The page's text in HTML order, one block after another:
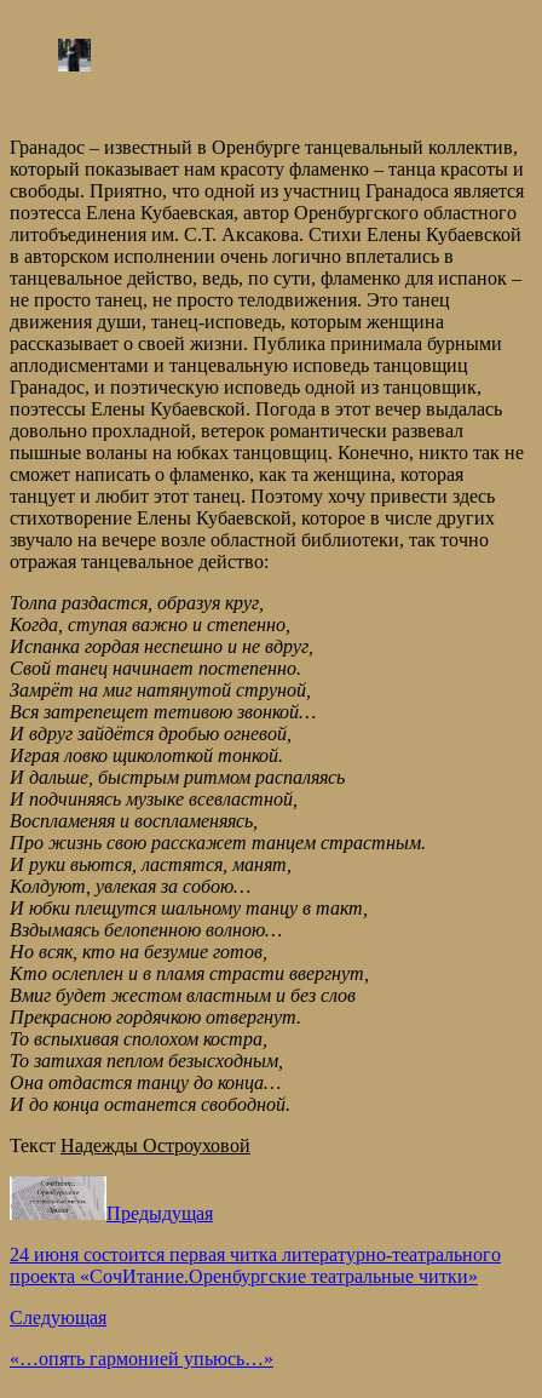
Гранадос – известный в Оренбурге танцевальный коллектив,
который показывает нам красоту фламенко – танца красоты и
свободы. Приятно, что одной из участниц Гранадоса является
поэтесса Елена Кубаевская, автор Оренбургского областного
литобъединения им. С.Т. Аксакова. Стихи Елены Кубаевской
в авторском исполнении очень логично вплетались в
танцевальное действо, ведь, по сути, фламенко для испанок –
не просто танец, не просто телодвижения. Это танец
движения души, танец-исповедь, которым женщина
рассказывает о своей жизни. Публика принимала бурными
аплодисментами и танцевальную исповедь танцовщиц
Гранадос, и поэтическую исповедь одной из танцовщик,
поэтессы Елены Кубаевской. Погода в этот вечер выдалась
довольно прохладной, ветерок романтически развевал
пышные воланы на юбках танцовщиц. Конечно, никто так не
сможет написать о фламенко, как та женщина, которая
танцует и любит этот танец. Поэтому хочу привести здесь
стихотворение Елены Кубаевской, которое в числе других
звучало на вечере возле областной библиотеки, так точно
отражая танцевальное действо:
Толпа раздастся, образуя круг,
Когда, ступая важно и степенно,
Испанка гордая неспешно и не вдруг,
Свой танец начинает постепенно.
Замрёт на миг натянутой струной,
Вся затрепещет тетивою звонкой…
И вдруг зайдётся дробью огневой,
Играя ловко щиколоткой тонкой.
И дальше, быстрым ритмом распаляясь
И подчиняясь музыке всевластной,
Воспламеняя и воспламеняясь,
Про жизнь свою расскажет танцем страстным.
И руки вьются, ластятся, манят,
Колдуют, увлекая за собою…
И юбки плещутся шальному танцу в такт,
Вздымаясь белопенною волною…
Но всяк, кто на безумие готов,
Кто ослеплен и в пламя страсти ввергнут,
Вмиг будет жестом властным и без слов
Прекрасною гордячкою отвергнут.
То вспыхивая сполохом костра,
То затихая пеплом безысходным,
Она отдастся танцу до конца…
И до конца останется свободной.
Текст Надежды Остроуховой
Предыдущая
24 июня состоится первая читка литературно-театрального
проекта «СочИтание.Оренбургские театральные читки»
Следующая
«…опять гармонией упьюсь…»